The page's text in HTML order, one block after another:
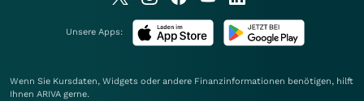
Unsere Apps:
Wenn Sie Kursdaten, Widgets oder andere Finanzinformationen benötigen, hilft
Ihnen ARIVA gerne.